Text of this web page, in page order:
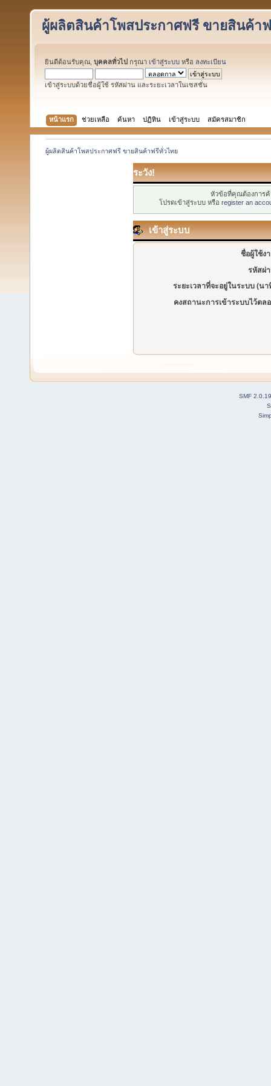
ผู้ผลิตสินค้าโพสประกาศฟรี ขายสินค้า
ยินดีต้อนรับคุณ, บุคคลทั่วไป กรุณา เข้าสู่ระบบ หรือ ลงทะเบียน
เข้าสู่ระบบด้วยชื่อผู้ใช้ รหัสผ่าน และระยะเวลาในเซสชั่น
หน้าแรก ช่วยเหลือ ค้นหา ปฏิทิน เข้าสู่ระบบ สมัครสมาชิก
ผู้ผลิตสินค้าโพสประกาศฟรี ขายสินค้าฟรีทั่วไทย
ระวัง!
หัวข้อที่คุณต้องการ
โปรดเข้าสู่ระบบ หรือ register an
เข้าสู่ระบบ
ชื่อผู้ใช้ง
รหัสผ่
ระยะเวลาที่จะอยู่ในระบบ (นา
คงสถานะการเข้าระบบไว้ตล
SMF 2.0.19